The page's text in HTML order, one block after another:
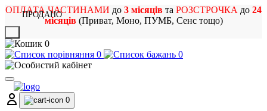
ОПЛАТА ЧАСТИНАМИ до 3 місяців та РОЗСТРОЧКА до 24
місяців(Приват, Моно, ПУМБ, Сенс тощо)
0
0
0
0
ПРОДАНО